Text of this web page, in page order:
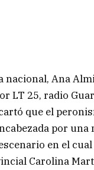
nacional, Ana
LT 25, radio
que el
por una
en el
Carolina